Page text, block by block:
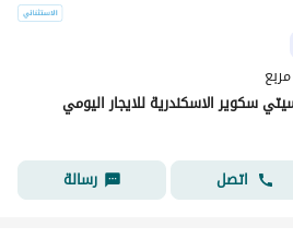
سكوير الاسكندرية للايجار اليومي
اتصل رسالة